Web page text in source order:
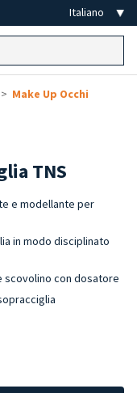
Make Up Occhi
TNS
e modellante per
in modo disciplinato
scovolino con dosatore